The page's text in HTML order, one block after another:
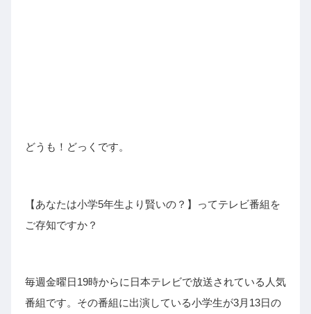
どうも！どっくです。
【あなたは小学5年生より賢いの？】ってテレビ番組を
ご存知ですか？
毎週金曜日19時からに日本テレビで放送されている人気
番組です。その番組に出演している小学生が3月13日の